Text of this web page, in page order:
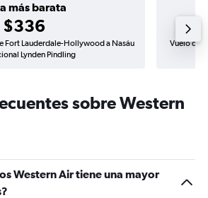
más barata
$336
Fort Lauderdale-Hollywood a Nasáu
Lynden Pindling
Vuelo de
sobre Western
Western Air tiene una mayor